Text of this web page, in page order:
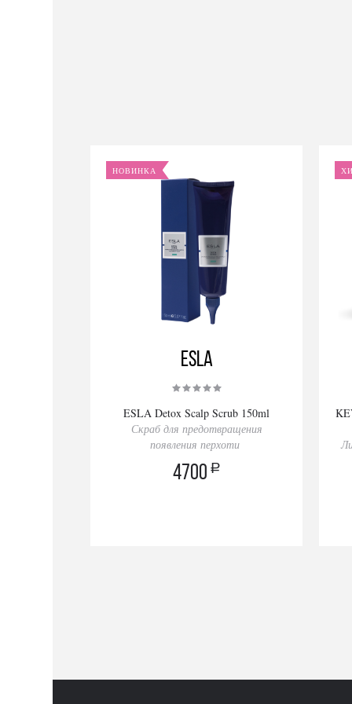
НОВИНКА
ESLA
ESLA Detox Scalp Scrub 150ml
Скраб для предотвращения
появления перхоти
4700 a